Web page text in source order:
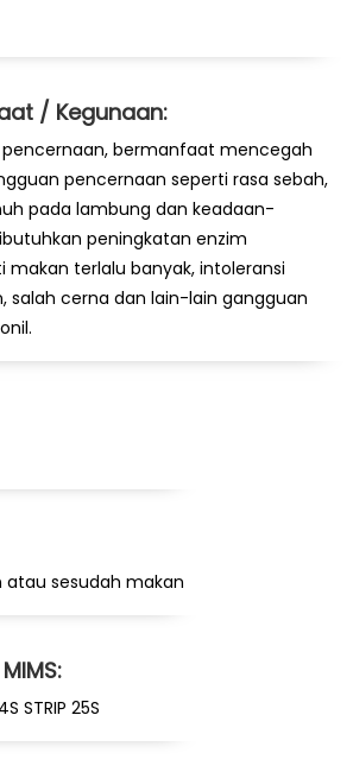
/ Kegunaan:
bermanfaat mencegah
pencernaan seperti rasa sebah,
pada lambung dan keadaan-
peningkatan enzim
makan terlalu banyak, intoleransi
salah cerna dan lain-lain gangguan
sesudah makan
STRIP 25S